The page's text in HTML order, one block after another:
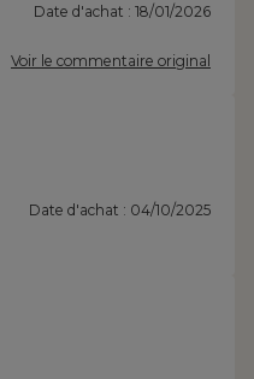
Date d'achat : 18/01/2026
Voir le commentaire original
Date d'achat : 04/10/2025